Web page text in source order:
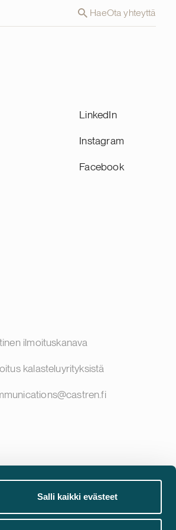
Salli kaikki evästeet
HaeOta yhteyttä
LinkedIn
Instagram
Facebook
ilmoituskanava
kalasteluyrityksistä